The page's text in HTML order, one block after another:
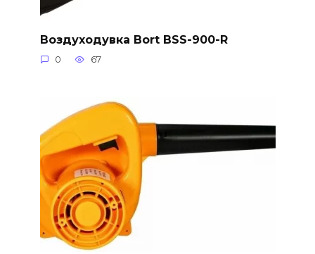
Воздуходувка Bort BSS-900-R
0 67